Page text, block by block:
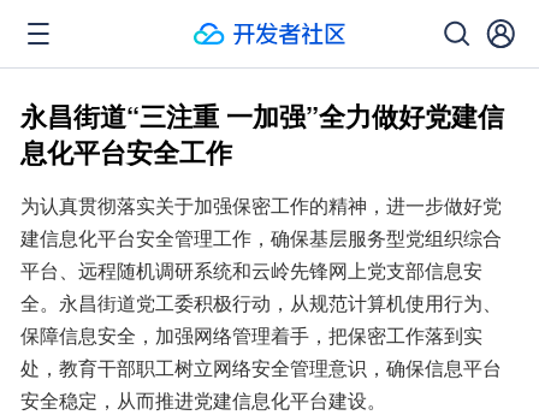
永昌街道“三注重 一加强”全力做好党建信
息化平台安全工作
为认真贯彻落实关于加强保密工作的精神，进一步做好党
建信息化平台安全管理工作，确保基层服务型党组织综合
平台、远程随机调研系统和云岭先锋网上党支部信息安
全。永昌街道党工委积极行动，从规范计算机使用行为、
保障信息安全，加强网络管理着手，把保密工作落到实
处，教育干部职工树立网络安全管理意识，确保信息平台
安全稳定，从而推进党建信息化平台建设。